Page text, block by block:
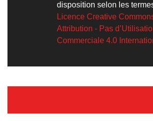
disposition selon les
Licence Creative
Attribution - Pas
Commerciale 4.0